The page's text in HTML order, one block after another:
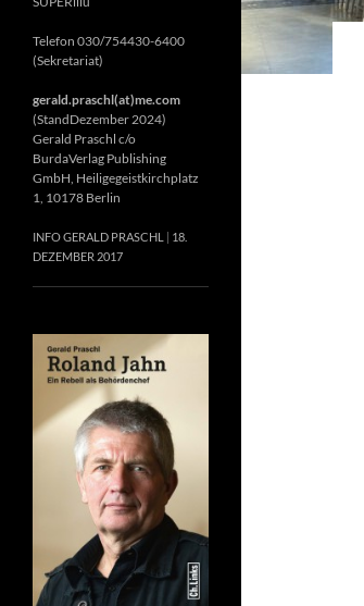
Telefon 030/754430-6400
(Sekretariat)
gerald.praschl(at)me.com
(StandDezember 2024)
Gerald Praschl c/o
BurdaVerlag Publishing
GmbH, Heiligegeistkirchplatz
1, 10178 Berlin
INFO GERALD PRASCHL
18.
DEZEMBER 2017